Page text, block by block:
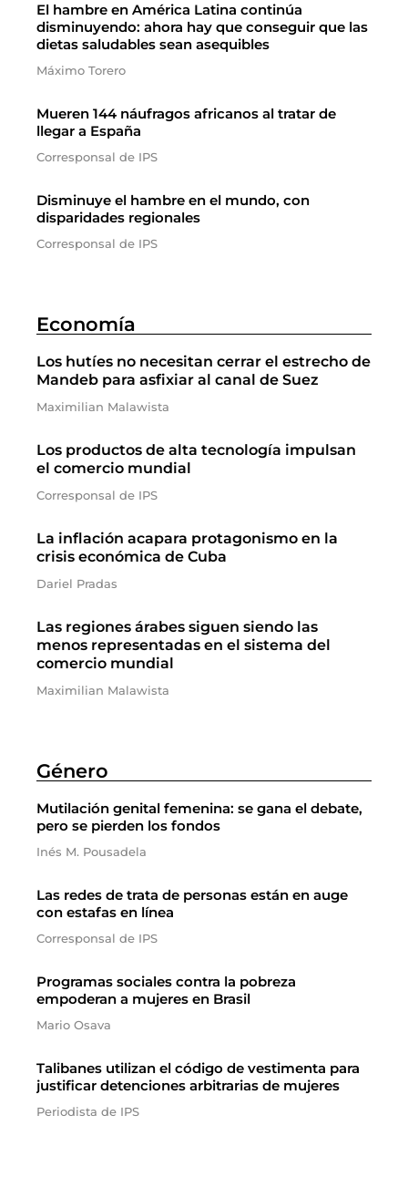
El hambre en América Latina continúa
disminuyendo: ahora hay que conseguir que las
dietas saludables sean asequibles
Máximo Torero
Mueren 144 náufragos africanos al tratar de
llegar a España
Corresponsal de IPS
Disminuye el hambre en el mundo, con
disparidades regionales
Corresponsal de IPS
Economía
Los hutíes no necesitan cerrar el estrecho de
Mandeb para asfixiar al canal de Suez
Maximilian Malawista
Los productos de alta tecnología impulsan
el comercio mundial
Corresponsal de IPS
La inflación acapara protagonismo en la
crisis económica de Cuba
Dariel Pradas
Las regiones árabes siguen siendo las
menos representadas en el sistema del
comercio mundial
Maximilian Malawista
Género
Mutilación genital femenina: se gana el debate,
pero se pierden los fondos
Inés M. Pousadela
Las redes de trata de personas están en auge
con estafas en línea
Corresponsal de IPS
Programas sociales contra la pobreza
empoderan a mujeres en Brasil
Mario Osava
Talibanes utilizan el código de vestimenta para
justificar detenciones arbitrarias de mujeres
Periodista de IPS